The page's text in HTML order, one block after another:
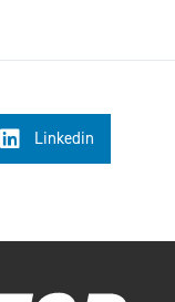
Linkedin